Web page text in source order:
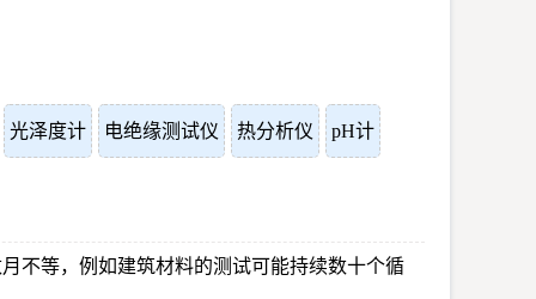
光泽度计 电绝缘测试仪 热分析仪 pH计
不等，例如建筑材料的测试可能持续数十个循